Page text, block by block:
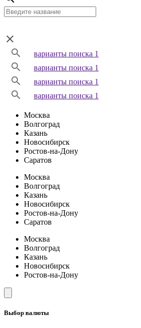
варианты поиска 1
варианты поиска 1
варианты поиска 1
варианты поиска 1
Москва
Волгоград
Казань
Новосибирск
Ростов-на-Дону
Саратов
Москва
Волгоград
Казань
Новосибирск
Ростов-на-Дону
Саратов
Москва
Волгоград
Казань
Новосибирск
Ростов-на-Дону
Выбор валюты